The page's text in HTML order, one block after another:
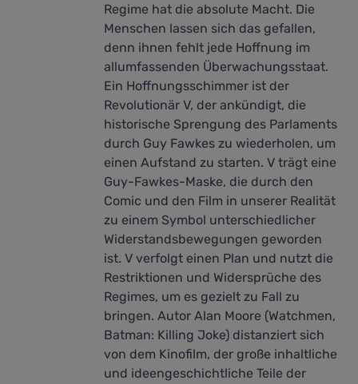
Regime hat die absolute Macht. Die
Menschen lassen sich das gefallen,
denn ihnen fehlt jede Hoffnung im
allumfassenden Überwachungsstaat.
Ein Hoffnungsschimmer ist der
Revolutionär V, der ankündigt, die
historische Sprengung des Parlaments
durch Guy Fawkes zu wiederholen, um
einen Aufstand zu starten. V trägt eine
Guy-Fawkes-Maske, die durch den
Comic und den Film in unserer Realität
zu einem Symbol unterschiedlicher
Widerstandsbewegungen geworden
ist. V verfolgt einen Plan und nutzt die
Restriktionen und Widersprüche des
Regimes, um es gezielt zu Fall zu
bringen. Autor Alan Moore (Watchmen,
Batman: Killing Joke) distanziert sich
von dem Kinofilm, der große inhaltliche
und ideengeschichtliche Teile der